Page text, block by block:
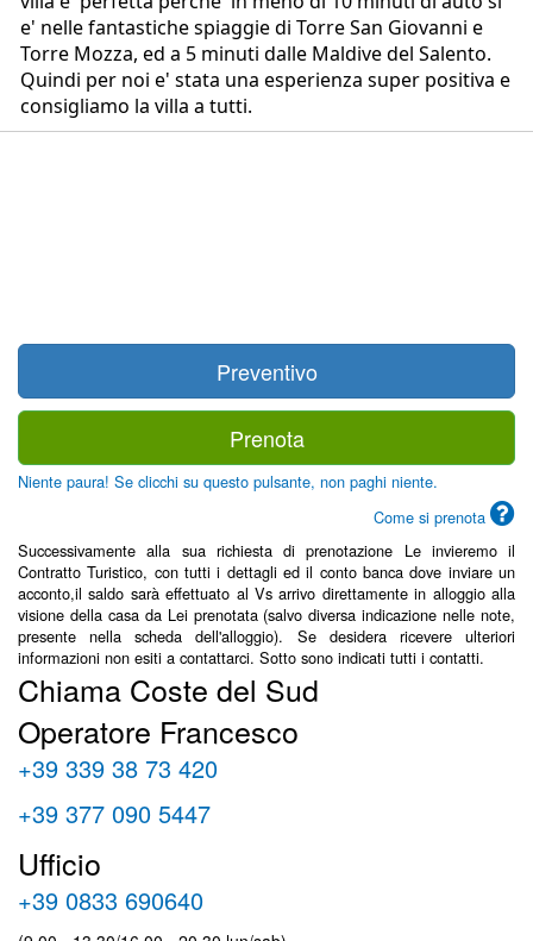
e' nelle fantastiche spiaggie di Torre San Giovanni e
Torre Mozza, ed a 5 minuti dalle Maldive del Salento.
Quindi per noi e' stata una esperienza super positiva e
consigliamo la villa a tutti.
Preventivo
Prenota
Niente paura! Se clicchi su questo pulsante, non paghi niente.
Come si prenota
Successivamente alla sua richiesta di prenotazione Le invieremo il
Contratto Turistico, con tutti i dettagli ed il conto banca dove inviare un
acconto,il saldo sarà effettuato al Vs arrivo direttamente in alloggio alla
visione della casa da Lei prenotata (salvo diversa indicazione nelle note,
presente nella scheda dell'alloggio). Se desidera ricevere ulteriori
informazioni non esiti a contattarci. Sotto sono indicati tutti i contatti.
Chiama Coste del Sud
Operatore Francesco
+39 339 38 73 420
+39 377 090 5447
Ufficio
+39 0833 690640